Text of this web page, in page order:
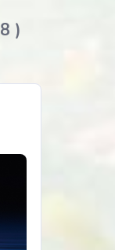
8